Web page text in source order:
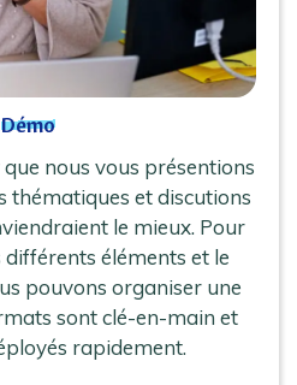
Démo
nous vous présentions
thématiques et discutions
le mieux. Pour
différents éléments et le
pouvons organiser une
sont clé-en-main et
rapidement.